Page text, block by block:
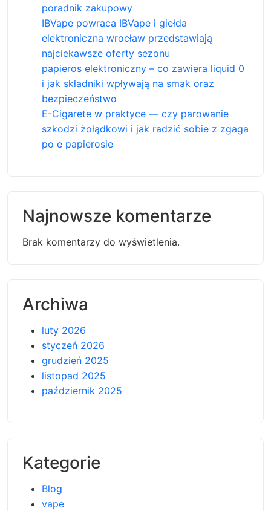
poradnik zakupowy
IBVape powraca IBVape i giełda
elektroniczna wrocław przedstawiają
najciekawsze oferty sezonu
papieros elektroniczny – co zawiera liquid 0
i jak składniki wpływają na smak oraz
bezpieczeństwo
E-Cigarete w praktyce — czy parowanie
szkodzi żołądkowi i jak radzić sobie z zgaga
po e papierosie
Najnowsze komentarze
Brak komentarzy do wyświetlenia.
Archiwa
luty 2026
styczeń 2026
grudzień 2025
listopad 2025
październik 2025
Kategorie
Blog
vape